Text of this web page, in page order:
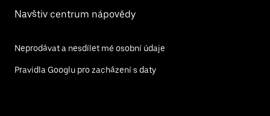
Navštiv centrum nápovědy
Neprodávat a nesdílet mé osobní údaje
Pravidla Googlu pro zacházení s daty